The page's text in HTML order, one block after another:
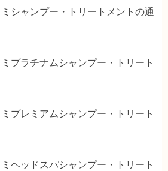
シャンプー・トリートメントの通
プラチナムシャンプー・トリート
プレミアムシャンプー・トリート
ヘッドスパシャンプー・トリート